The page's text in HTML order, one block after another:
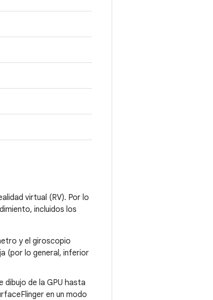
virtual (RV). Por lo
incluidos los
y el giroscopio
(por lo general, inferior
de la GPU hasta
en un modo